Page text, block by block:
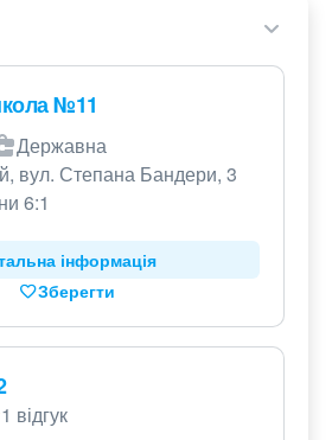
№11
Державна
вул. Степана Бандери, 3
6:1
інформація
Зберегти
1 відгук